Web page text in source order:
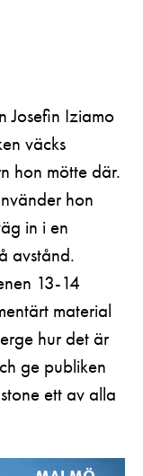
Josefin Iziamo
väcks
hon mötte där.
hon
in i en
avstånd.
13-14
material
hur det är
ge publiken
ett av alla